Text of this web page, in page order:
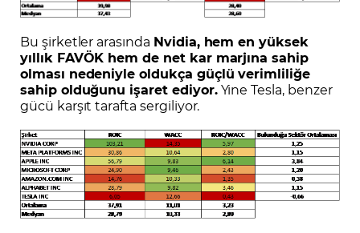
Bu şirketler arasında Nvidia, hem en yüksek
yıllık FAVÖK hem de net kar marjına sahip
olması nedeniyle oldukça güçlü verimliliğe
sahip olduğunu işaret ediyor.Yine Tesla, benzer
gücü karşıt tarafta sergiliyor.